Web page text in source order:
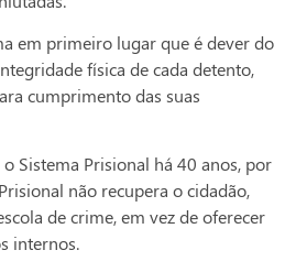
em primeiro lugar que é dever do
física de cada detento,
cumprimento das suas
Sistema Prisional há 40 anos, por
não recupera o cidadão,
de crime, em vez de oferecer
internos.